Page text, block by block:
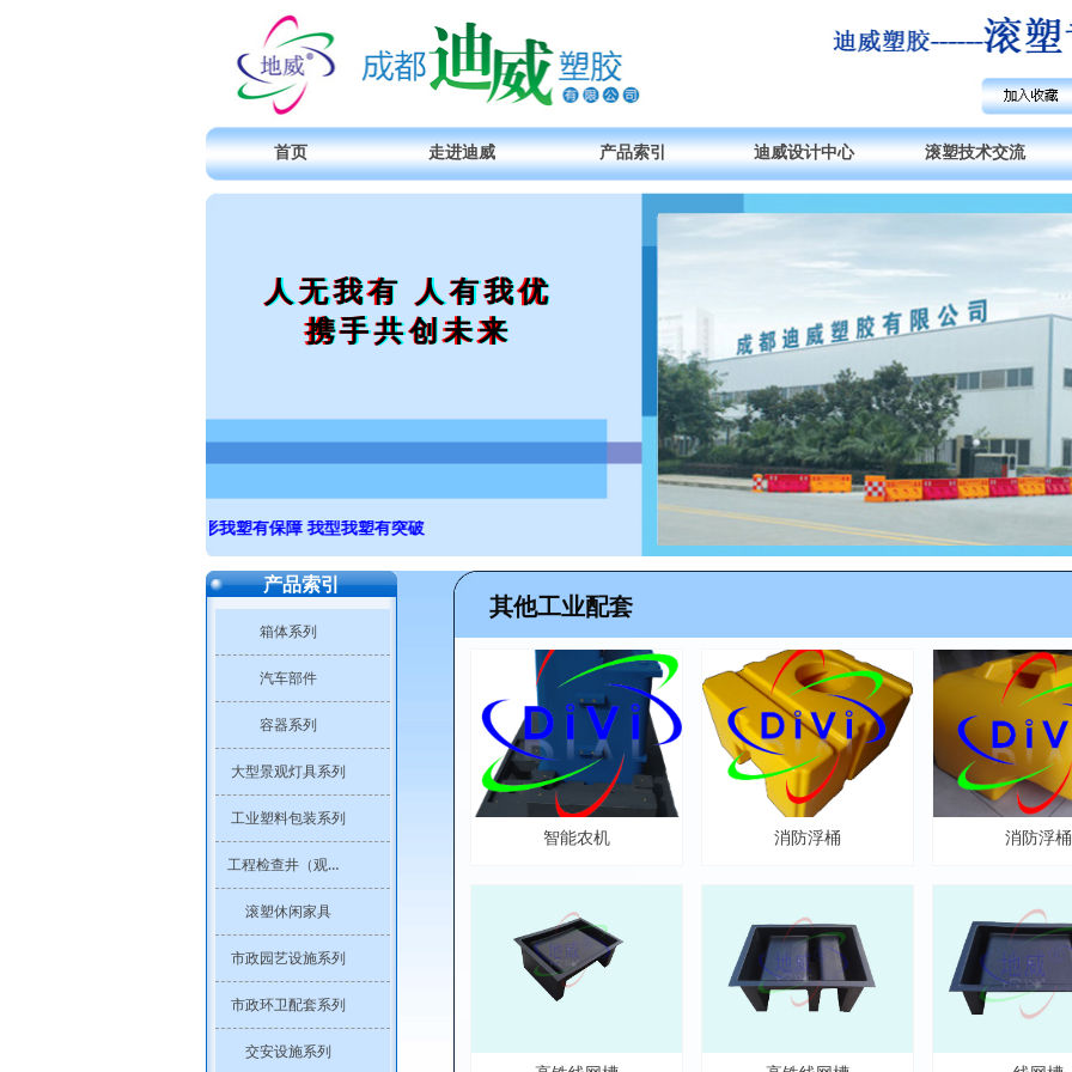
首页 走进迪威 产品索引 迪威设计中心 滚塑技术交流
人无我有 人有我优
携手共创未来
你形我塑有保障 我型我塑有突破
产品索引
其他工业配套
智能农机 消防浮桶 消防浮桶
箱体系列
汽车部件
容器系列
大型景观灯具系列
工业塑料包装系列
工程检查井（观察井）系列
滚塑休闲家具
市政园艺设施系列
市政环卫配套系列
交安设施系列